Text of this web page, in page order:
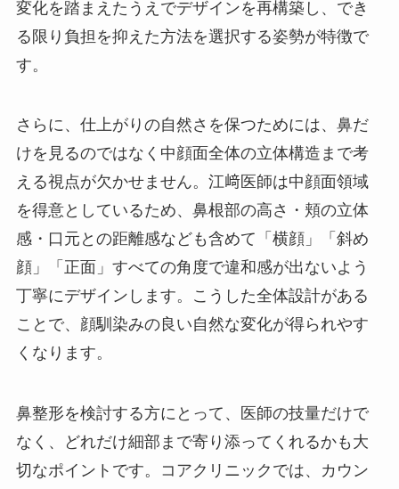
変化を踏まえたうえでデザインを再構築し、でき
る限り負担を抑えた方法を選択する姿勢が特徴で
す。
さらに、仕上がりの自然さを保つためには、鼻だ
けを見るのではなく中顔面全体の立体構造まで考
える視点が欠かせません。江﨑医師は中顔面領域
を得意としているため、鼻根部の高さ・頬の立体
感・口元との距離感なども含めて「横顔」「斜め
顔」「正面」すべての角度で違和感が出ないよう
丁寧にデザインします。こうした全体設計がある
ことで、顔馴染みの良い自然な変化が得られやす
くなります。
鼻整形を検討する方にとって、医師の技量だけで
なく、どれだけ細部まで寄り添ってくれるかも大
切なポイントです。コアクリニックでは、カウン